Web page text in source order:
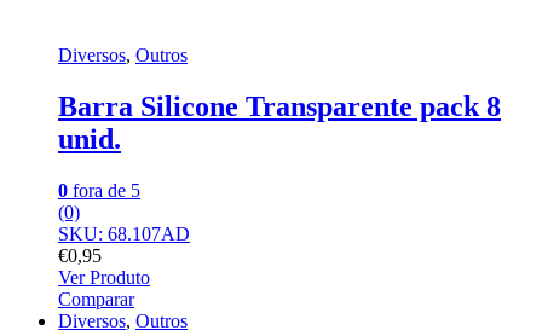
Diversos, Outros
Barra Silicone Transparente pack 8
unid.
0 fora de 5
(0)
SKU: 68.107AD
€0,95
Ver Produto
Comparar
Diversos, Outros